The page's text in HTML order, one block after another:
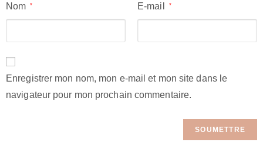
Nom * E-mail *
Enregistrer mon nom, mon e-mail et mon site dans le
navigateur pour mon prochain commentaire.